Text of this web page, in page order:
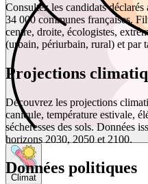
Climat
Consultez les candidats
34 000 communes françaises.
centre, droite, écologistes,
(urbain, périurbain, rural) et par
Projections
Découvrez les projections
canicule, température estivale,
sécheresses des sols. Données
horizons 2030, 2050 et 2100.
Données politiques